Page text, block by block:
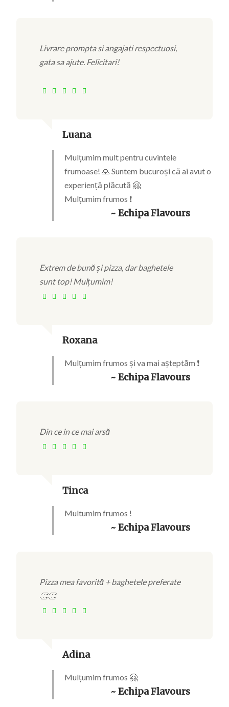
Livrare prompta si angajati respectuosi,
gata sa ajute. Felicitari!
Luana
Mulțumim mult pentru cuvintele
frumoase! 🙏 Suntem bucuroși că ai avut o
experiență plăcută 🤗
Mulțumim frumos ❗
~ Echipa Flavours
Extrem de bună și pizza, dar baghetele
sunt top! Mulțumim!
Roxana
Mulțumim frumos și va mai așteptăm ❗
~ Echipa Flavours
Din ce in ce mai arsă
Tinca
Multumim frumos !
~ Echipa Flavours
Pizza mea favorită + baghetele preferate
👏👏
Adina
Mulțumim frumos 🤗
~ Echipa Flavours